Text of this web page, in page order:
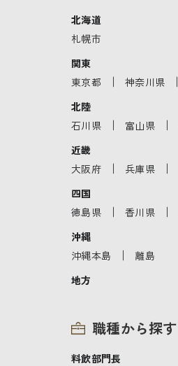
北海道
札幌市
関東
東京都
｜ 神奈川県 ｜
北陸
石川県
｜ 富山県 ｜
近畿
大阪府
｜ 兵庫県 ｜
四国
徳島県
｜ 香川県 ｜
沖縄
沖縄本島
｜ 離島
地方
職種から探す
料飲部門長